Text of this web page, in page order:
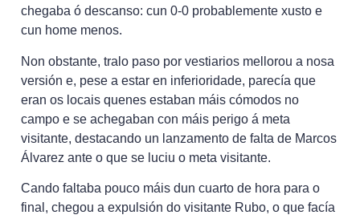
chegaba ó descanso: cun 0-0 probablemente xusto e
cun home menos.
Non obstante, tralo paso por vestiarios mellorou a nosa
versión e, pese a estar en inferioridade, parecía que
eran os locais quenes estaban máis cómodos no
campo e se achegaban con máis perigo á meta
visitante, destacando un lanzamento de falta de Marcos
Álvarez ante o que se luciu o meta visitante.
Cando faltaba pouco máis dun cuarto de hora para o
final, chegou a expulsión do visitante Rubo, o que facía